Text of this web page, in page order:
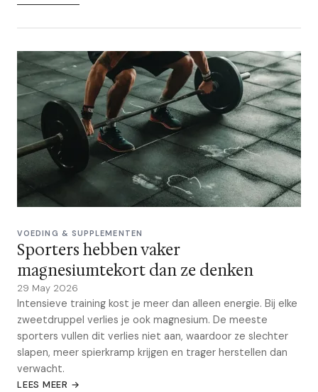
VOEDING & SUPPLEMENTEN
Sporters hebben vaker
magnesiumtekort dan ze denken
29 May 2026
Intensieve training kost je meer dan alleen energie. Bij elke
zweetdruppel verlies je ook magnesium. De meeste
sporters vullen dit verlies niet aan, waardoor ze slechter
slapen, meer spierkramp krijgen en trager herstellen dan
verwacht.
LEES MEER →